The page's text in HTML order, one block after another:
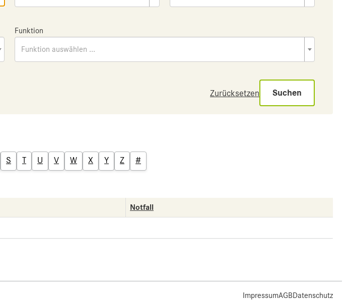
Funktion
Funktion auswählen ...
Zurücksetzen Suchen
S T U V W X Y Z #
Notfall
ImpressumAGBDatenschutz